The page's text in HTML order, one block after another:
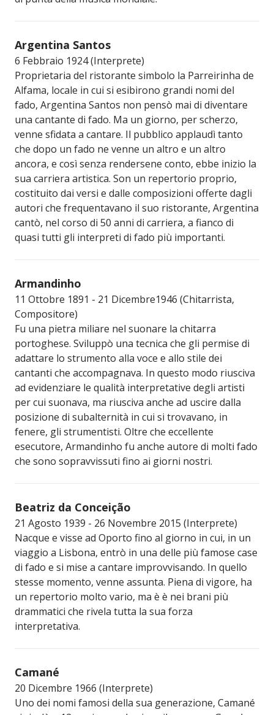
Argentina Santos
6 Febbraio 1924 (Interprete)
Proprietaria del ristorante simbolo la Parreirinha de
Alfama, locale in cui si esibirono grandi nomi del
fado, Argentina Santos non pensò mai di diventare
una cantante di fado. Ma un giorno, per scherzo,
venne sfidata a cantare. Il pubblico applaudì tanto
che dopo un fado ne venne un altro e un altro
ancora, e così senza rendersene conto, ebbe inizio la
sua carriera artistica. Son un repertorio proprio,
costituito dai versi e dalle composizioni offerte dagli
autori che frequentavano il suo ristorante, Argentina
cantò, nel corso di 50 anni di carriera, a fianco di
quasi tutti gli interpreti di fado più importanti.
Armandinho
11 Ottobre 1891 - 21 Dicembre1946 (Chitarrista,
Compositore)
Fu una pietra miliare nel suonare la chitarra
portoghese. Sviluppò una tecnica che gli permise di
adattare lo strumento alla voce e allo stile dei
cantanti che accompagnava. In questo modo riusciva
ad evidenziare le qualità interpretative degli artisti
per cui suonava, ma riusciva anche ad uscire dalla
posizione di subalternità in cui si trovavano, in
fenere, gli strumentisti. Oltre che eccellente
esecutore, Armandinho fu anche autore di molti fado
che sono sopravvissuti fino ai giorni nostri.
Beatriz da Conceição
21 Agosto 1939 - 26 Novembre 2015 (Interprete)
Nacque e visse ad Oporto fino al giorno in cui, in un
viaggio a Lisbona, entrò in una delle più famose case
di fado e si mise a cantare improvvisando. In quello
stesse momento, venne assunta. Piena di vigore, ha
un repertorio molto vario, ma è è nei brani più
drammatici che rivela tutta la sua forza
interpretativa.
Camané
20 Dicembre 1966 (Interprete)
Uno dei nomi famosi della sua generazione, Camané